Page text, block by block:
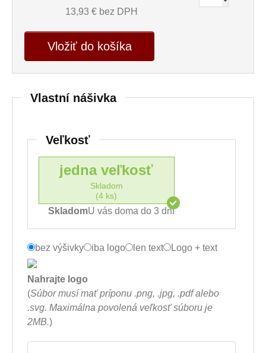
13,93 € bez DPH
Vložiť do košíka
Vlastní nášivka
Veľkosť
jedna veľkosť
Skladom
(4 ks)
SkladomU vás doma do 3 dní
bez výšivky iba logo len text Logo + text
Nahrajte logo
(Súbor musí mať príponu .png, .jpg, .pdf alebo
.svg. Maximálna povolená veľkosť súboru je
2MB.)